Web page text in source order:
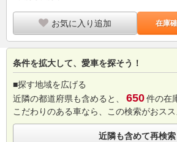
お気に入り追加 在庫
条件を拡大して、愛車を探そう！
■探す地域を広げる
近隣の都道府県も含めると、
650件の在
こだわりのある車なら、この検索がおスス
近隣も含めて再検索